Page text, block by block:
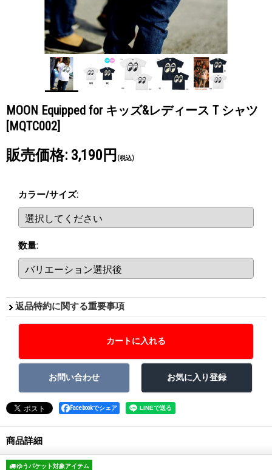
MOON Equipped for キッズ&レディース T シャツ
[MQTC002]
販売価格: 3,190円 (税込)
カラー/サイズ:
数量:
返品特約に関する重要事項
Facebookでシェア
商品詳細
ゆうパケット対象アイテム